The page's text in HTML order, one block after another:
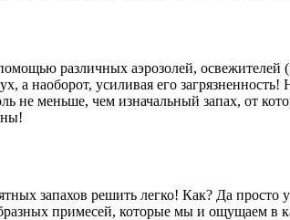
различных аэрозолей, освежителей
а наоборот, усиливая его
не меньше, чем изначальный запах, от
запахов решить легко! Как? Да просто
примесей, которые мы и ощущаем в